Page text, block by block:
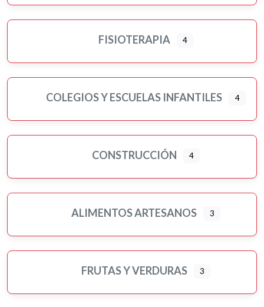
FISIOTERAPIA 4
COLEGIOS Y ESCUELAS INFANTILES 4
CONSTRUCCIÓN 4
ALIMENTOS ARTESANOS 3
FRUTAS Y VERDURAS 3